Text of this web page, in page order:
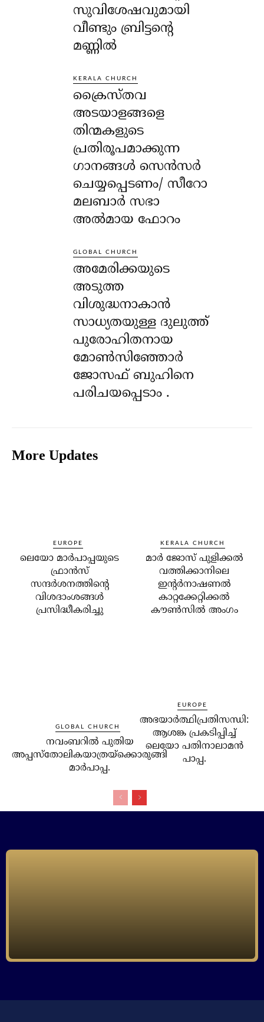
സുവിശേഷവുമായി
വീണ്ടും ബ്രിട്ടന്റെ
മണ്ണിൽ
KERALA CHURCH
ക്രൈസ്തവ
അടയാളങ്ങളെ
തിന്മകളുടെ
പ്രതിരൂപമാക്കുന്ന
ഗാനങ്ങൾ സെൻസർ
ചെയ്യപ്പെടണം/ സീറോ
മലബാർ സഭാ
അൽമായ ഫോറം
GLOBAL CHURCH
അമേരിക്കയുടെ
അടുത്ത
വിശുദ്ധനാകാൻ
സാധ്യതയുള്ള ദുലുത്ത്
പുരോഹിതനായ
മോൺസിഞ്ഞോർ
ജോസഫ് ബുഹിനെ
പരിചയപ്പെടാം .
More Updates
EUROPE
ലെയോ മാര്‍പാപ്പയുടെ
ഫ്രാന്‍സ്
സന്ദര്‍ശനത്തിന്റെ
വിശദാംശങ്ങള്‍
പ്രസിദ്ധീകരിച്ചു
KERALA CHURCH
മാര്‍ ജോസ് പുളിക്കല്‍
വത്തിക്കാനിലെ
ഇന്റര്‍നാഷണല്‍
കാറ്റക്കേറ്റിക്കല്‍
കൗണ്‍സില്‍ അംഗം
GLOBAL CHURCH
നവംബറില്‍ പുതിയ
അപ്പസ്‌തോലികയാത്രയ്‌ക്കൊരുങ്ങി
മാര്‍പാപ്പ.
EUROPE
അഭയാര്‍ത്ഥിപ്രതിസന്ധി:
ആശങ്ക പ്രകടിപ്പിച്ച്
ലെയോ പതിനാലാമന്‍
പാപ്പ.